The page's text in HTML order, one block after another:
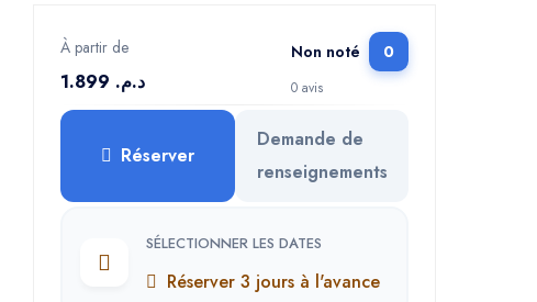
À partir de
د.م. 1.899
Non noté 0
0 avis
Réserver
Demande de
renseignements
SÉLECTIONNER LES DATES
Réserver 3 jours à l'avance